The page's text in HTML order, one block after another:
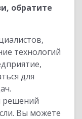
обратите
технологий
для
решений
Вы можете